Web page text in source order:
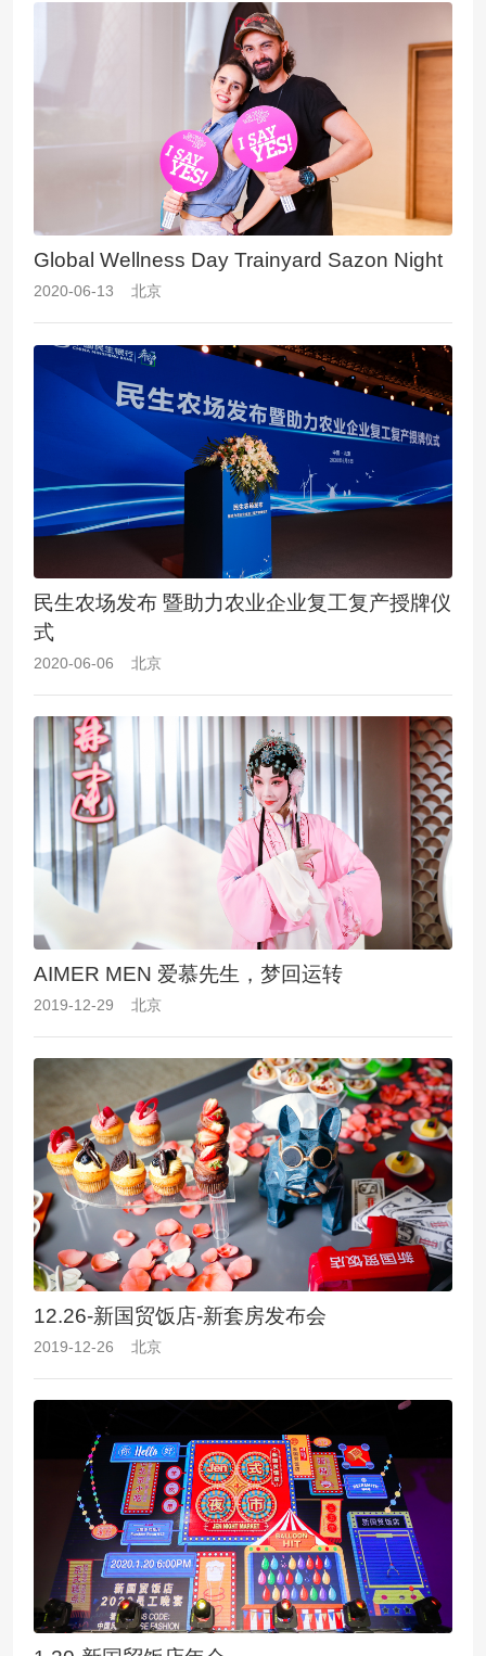
Global Wellness Day Trainyard Sazon Night
2020-06-13 北京
民生农场发布 暨助力农业企业复工复产授牌仪
式
2020-06-06 北京
AIMER MEN 爱慕先生，梦回运转
2019-12-29 北京
12.26-新国贸饭店-新套房发布会
2019-12-26 北京